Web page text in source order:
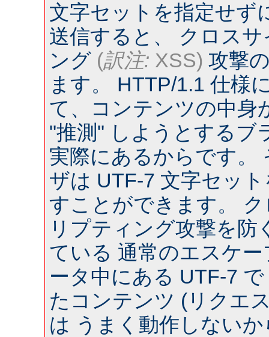
文字セットを指定せず
送信すると、 クロス
ング (訳注: XSS) 攻撃
ます。 HTTP/1.1 仕様
て、コンテンツの中身
"推測" しようとするブ
実際にあるからです。
ザは UTF-7 文字セッ
すことができます。
リプティング攻撃を防
ている 通常のエスケ
ータ中にある UTF-7
たコンテンツ (リクエ
は うまく動作しない